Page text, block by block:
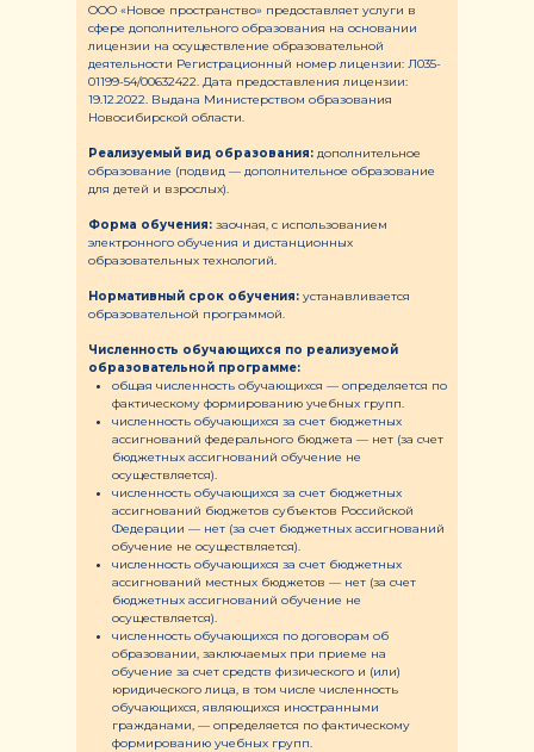
ООО «Новое пространство» предоставляет услуги в
сфере дополнительного образования на основании
лицензии на осуществление образовательной
деятельности Регистрационный номер лицензии: Л035-
01199-54/00632422. Дата предоставления лицензии:
19.12.2022. Выдана Министерством образования
Новосибирской области.
Реализуемый вид образования: дополнительное
образование (подвид — дополнительное образование
для детей и взрослых).
Форма обучения: заочная, с использованием
электронного обучения и дистанционных
образовательных технологий.
Нормативный срок обучения: устанавливается
образовательной программой.
Численность обучающихся по реализуемой
образовательной программе:
общая численность обучающихся — определяется по
фактическому формированию учебных групп.
численность обучающихся за счет бюджетных
ассигнований федерального бюджета — нет (за счет
бюджетных ассигнований обучение не
осуществляется).
численность обучающихся за счет бюджетных
ассигнований бюджетов субъектов Российской
Федерации — нет (за счет бюджетных ассигнований
обучение не осуществляется).
численность обучающихся за счет бюджетных
ассигнований местных бюджетов — нет (за счет
бюджетных ассигнований обучение не
осуществляется).
численность обучающихся по договорам об
образовании, заключаемых при приеме на
обучение за счет средств физического и (или)
юридического лица, в том числе численность
обучающихся, являющихся иностранными
гражданами, — определяется по фактическому
формированию учебных групп.